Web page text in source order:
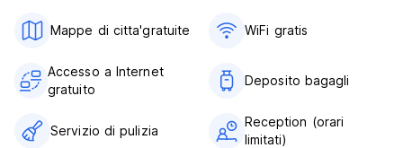
Mappe di citta'gratuite WiFi gratis
Accesso a Internet
gratuito
Deposito bagagli
Servizio di pulizia
Reception (orari
limitati)